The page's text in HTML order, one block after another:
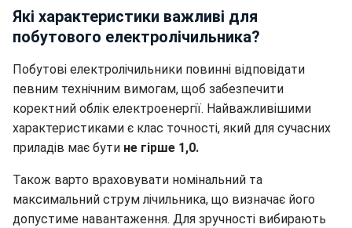
Які характеристики важливі для
побутового електролічильника?
Побутові електролічильники повинні відповідати
певним технічним вимогам, щоб забезпечити
коректний облік електроенергії. Найважливішими
характеристиками є клас точності, який для сучасних
приладів має бути не гірше 1,0.
Також варто враховувати номінальний та
максимальний струм лічильника, що визначає його
допустиме навантаження. Для зручності вибирають